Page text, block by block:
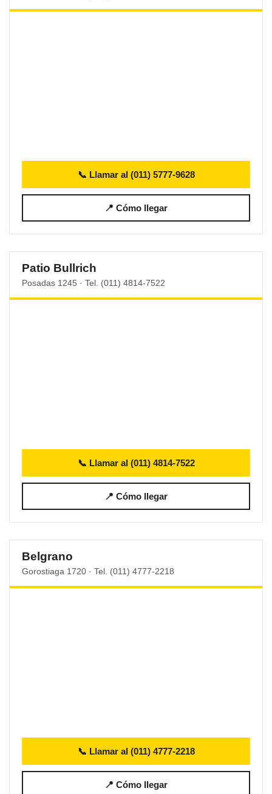
📞 Llamar al (011) 5777-9628
📍 Cómo llegar
Patio Bullrich
Posadas 1245 · Tel. (011) 4814-7522
📞 Llamar al (011) 4814-7522
📍 Cómo llegar
Belgrano
Gorostiaga 1720 · Tel. (011) 4777-2218
📞 Llamar al (011) 4777-2218
📍 Cómo llegar